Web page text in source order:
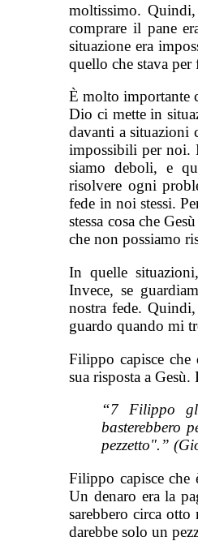
moltissimo.
comprare il pane
situazione era
quello che stava per
È molto importante
Dio ci mette in
davanti a situazioni
impossibili per noi.
siamo deboli, e
risolvere ogni
fede in noi stessi.
stessa cosa che
che non possiamo
In quelle
Invece, se
nostra fede.
guardo quando mi
Filippo capisce che
sua risposta a
“7 Filippo
basterebbero
pezzetto".”
Filippo capisce che
Un denaro era la
sarebbero circa
darebbe solo un